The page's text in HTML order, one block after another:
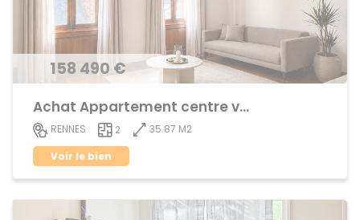
158 490 €
Achat Appartement centre ville
RENNES 2
35.87 M2
Voir le bien